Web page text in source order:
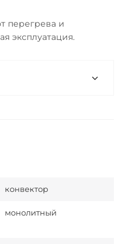
перегрева и
эксплуатация.
конвектор
монолитный